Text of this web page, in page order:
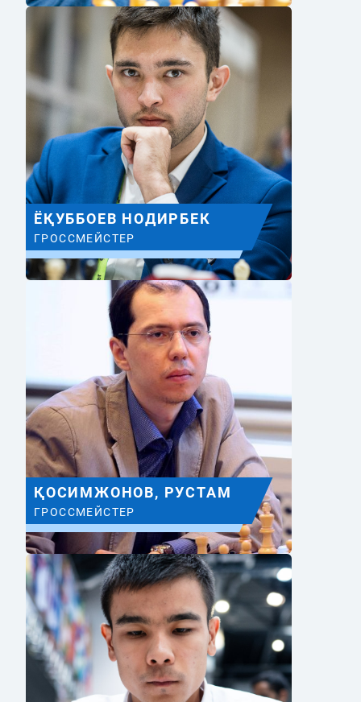
ЁҚУББОЕВ НОДИРБЕК
ГРОССМЕЙСТЕР
ҚОСИМЖОНОВ, РУСТАМ
ГРОССМЕЙСТЕР